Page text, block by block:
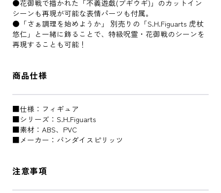
●花御戦で描かれた「不義遊戯(ブギウギ)」のカットイン
シーンも再現が可能な表情パーツも付属。
●「さぁ調理を始めようか」 別売りの「S.H.Figuarts 虎杖
悠仁」と一緒に飾ることで、特級呪霊・花御戦のシーンを
再現することも可能！
商品仕様
■仕様：フィギュア
■シリーズ：S.H.Figuarts
■素材：ABS、PVC
■メーカー：バンダイスピリッツ
注意事項